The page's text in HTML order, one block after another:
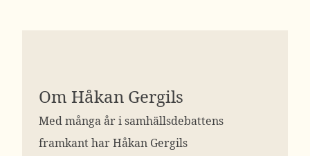
Om Håkan Gergils
Med många år i samhällsdebattens
framkant har Håkan Gergils